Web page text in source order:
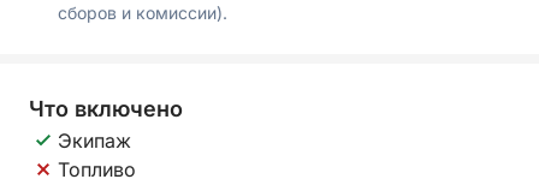
сборов и комиссии).
Что включено
Экипаж
Топливо